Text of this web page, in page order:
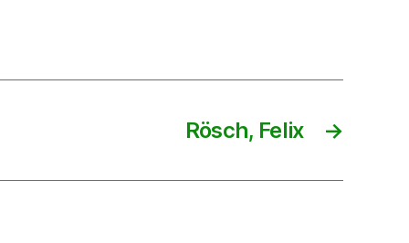
→
Rösch, Felix